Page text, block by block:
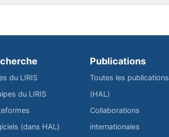
du LIRIS
du LIRIS
(dans HAL)
Publications
Toutes les publications
(HAL)
Collaborations
internationales